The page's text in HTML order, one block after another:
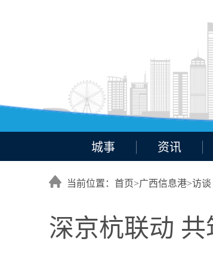
城事 资讯
当前位置：首页>广西信息港>访谈
深京杭联动 共